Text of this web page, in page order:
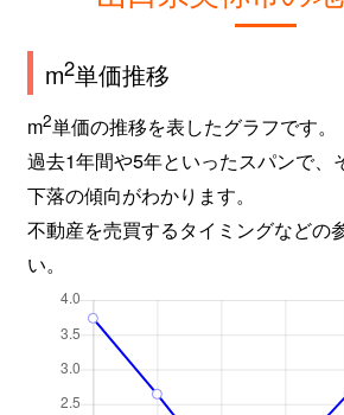
m2単価推移
m2単価の推移を表したグラフです。
過去1年間や5年といったスパンで、
下落の傾向がわかります。
不動産を売買するタイミングなどの
い。